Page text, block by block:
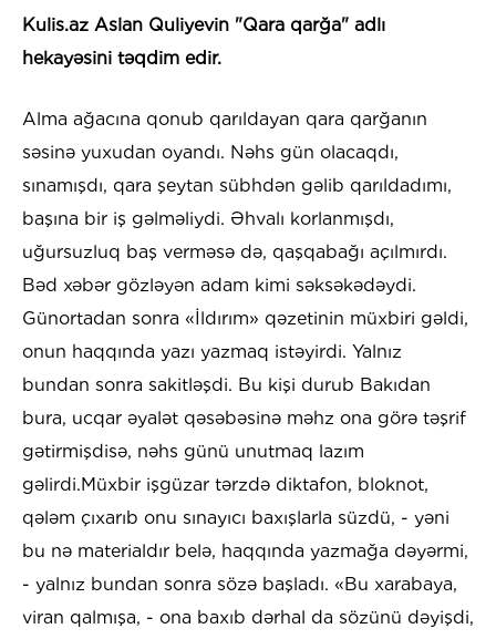
Kulis.az Aslan Quliyevin "Qara qarğa" adlı
hekayəsini təqdim edir.
Alma ağacına qonub qarıldayan qara qarğanın
səsinə yuxudan oyandı. Nəhs gün olacaqdı,
sınamışdı, qara şeytan sübhdən gəlib qarıldadımı,
başına bir iş gəlməliydi. Əhvalı korlanmışdı,
uğursuzluq baş verməsə də, qaşqabağı açılmırdı.
Bəd xəbər gözləyən adam kimi səksəkədəydi.
Günortadan sonra «İldırım» qəzetinin müxbiri gəldi,
onun haqqında yazı yazmaq istəyirdi. Yalnız
bundan sonra sakitləşdi. Bu kişi durub Bakıdan
bura, ucqar əyalət qəsəbəsinə məhz ona görə təşrif
gətirmişdisə, nəhs günü unutmaq lazım
gəlirdi.Müxbir işgüzar tərzdə diktafon, bloknot,
qələm çıxarıb onu sınayıcı baxışlarla süzdü, - yəni
bu nə materialdır belə, haqqında yazmağa dəyərmi,
- yalnız bundan sonra sözə başladı. «Bu xarabaya,
viran qalmışa, - ona baxıb dərhal da sözünü dəyişdi,